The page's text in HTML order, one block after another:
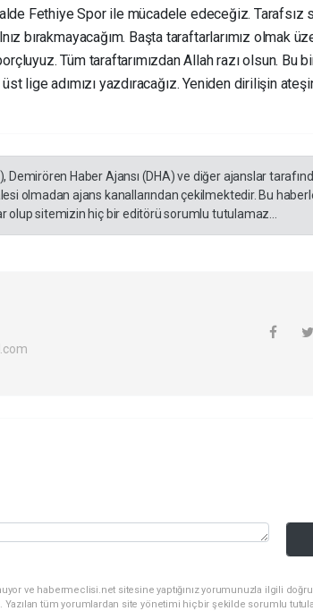
Fethiye Spor ile mücadele edeceğiz. Tarafsız
bırakmayacağım. Başta taraftarlarımız olmak
Tüm taraftarımızdan Allah razı olsun. Bu
lige adımızı yazdıracağız. Yeniden dirilişin
Demirören Haber Ajansı (DHA) ve diğer ajanslar
olmadan ajans kanallarından çekilmektedir. Bu
sitemizin hiç bir editörü sorumlu tutulamaz...
ve habermeclisi.net sitesine yaptığınız yorumunuzla ilgili
Yazılan tüm yorumlardan site yönetimi hiçbir şekilde sorumlu